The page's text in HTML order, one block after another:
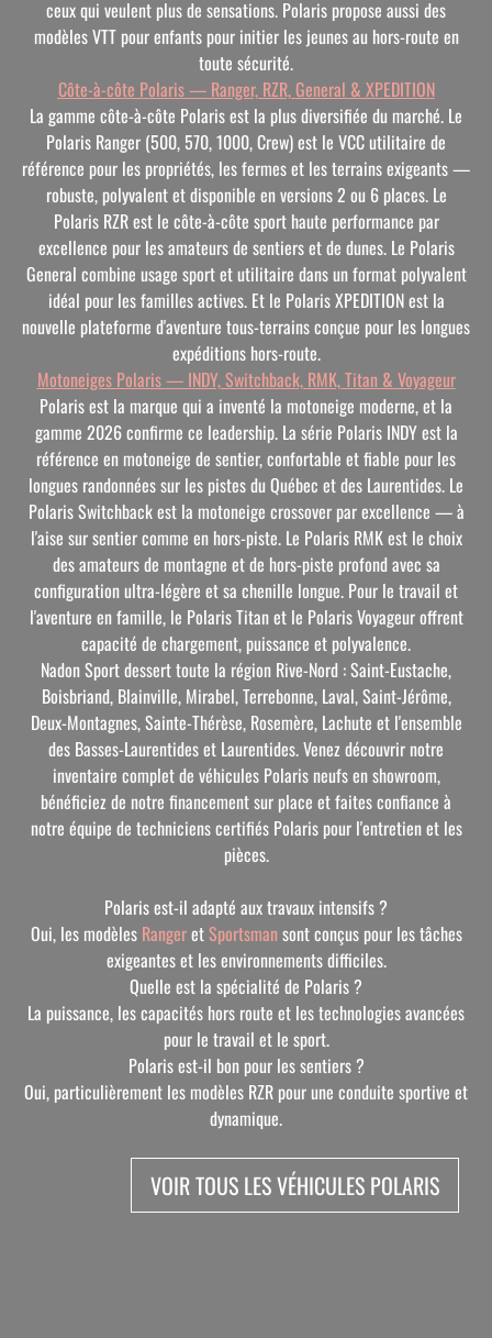
ceux qui veulent plus de sensations. Polaris propose aussi des
modèles VTT pour enfants pour initier les jeunes au hors-route en
toute sécurité.
Côte-à-côte Polaris — Ranger, RZR, General & XPEDITION
La gamme côte-à-côte Polaris est la plus diversifiée du marché. Le
Polaris Ranger (500, 570, 1000, Crew) est le VCC utilitaire de
référence pour les propriétés, les fermes et les terrains exigeants —
robuste, polyvalent et disponible en versions 2 ou 6 places. Le
Polaris RZR est le côte-à-côte sport haute performance par
excellence pour les amateurs de sentiers et de dunes. Le Polaris
General combine usage sport et utilitaire dans un format polyvalent
idéal pour les familles actives. Et le Polaris XPEDITION est la
nouvelle plateforme d'aventure tous-terrains conçue pour les longues
expéditions hors-route.
Motoneiges Polaris — INDY, Switchback, RMK, Titan & Voyageur
Polaris est la marque qui a inventé la motoneige moderne, et la
gamme 2026 confirme ce leadership. La série Polaris INDY est la
référence en motoneige de sentier, confortable et fiable pour les
longues randonnées sur les pistes du Québec et des Laurentides. Le
Polaris Switchback est la motoneige crossover par excellence — à
l'aise sur sentier comme en hors-piste. Le Polaris RMK est le choix
des amateurs de montagne et de hors-piste profond avec sa
configuration ultra-légère et sa chenille longue. Pour le travail et
l'aventure en famille, le Polaris Titan et le Polaris Voyageur offrent
capacité de chargement, puissance et polyvalence.
Nadon Sport dessert toute la région Rive-Nord : Saint-Eustache,
Boisbriand, Blainville, Mirabel, Terrebonne, Laval, Saint-Jérôme,
Deux-Montagnes, Sainte-Thérèse, Rosemère, Lachute et l'ensemble
des Basses-Laurentides et Laurentides. Venez découvrir notre
inventaire complet de véhicules Polaris neufs en showroom,
bénéficiez de notre financement sur place et faites confiance à
notre équipe de techniciens certifiés Polaris pour l'entretien et les
pièces.
Polaris est-il adapté aux travaux intensifs ?
Oui, les modèles RangeretSportsmansont conçus pour les tâches
exigeantes et les environnements difficiles.
Quelle est la spécialité de Polaris ?
La puissance, les capacités hors route et les technologies avancées
pour le travail et le sport.
Polaris est-il bon pour les sentiers ?
Oui, particulièrement les modèles RZR pour une conduite sportive et
dynamique.
VOIR TOUS LES VÉHICULES POLARIS